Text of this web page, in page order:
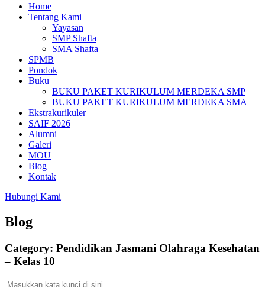
Home
Tentang Kami
Yayasan
SMP Shafta
SMA Shafta
SPMB
Pondok
Buku
BUKU PAKET KURIKULUM MERDEKA SMP
BUKU PAKET KURIKULUM MERDEKA SMA
Ekstrakurikuler
SAIF 2026
Alumni
Galeri
MOU
Blog
Kontak
Hubungi Kami
Blog
Category: Pendidikan Jasmani Olahraga Kesehatan
– Kelas 10